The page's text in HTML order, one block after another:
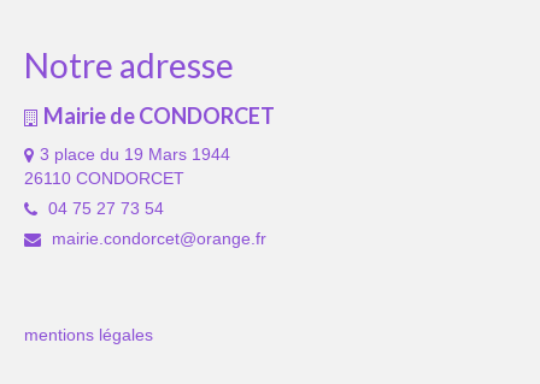
Notre adresse
Mairie de CONDORCET
3 place du 19 Mars 1944
26110 CONDORCET
04 75 27 73 54
mairie.condorcet@orange.fr
mentions légales